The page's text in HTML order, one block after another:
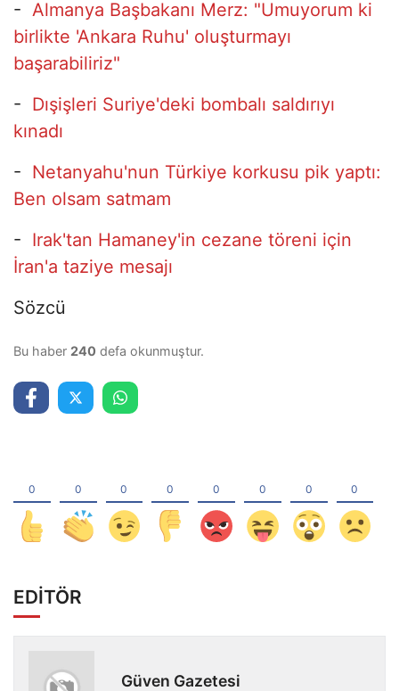
- Almanya Başbakanı Merz: "Umuyorum ki
birlikte 'Ankara Ruhu' oluşturmayı
başarabiliriz"
- Dışişleri Suriye'deki bombalı saldırıyı
kınadı
- Netanyahu'nun Türkiye korkusu pik yaptı:
Ben olsam satmam
- Irak'tan Hamaney'in cezane töreni için
İran'a taziye mesajı
Sözcü
Bu haber 240 defa okunmuştur.
EDİTÖR
Güven Gazetesi